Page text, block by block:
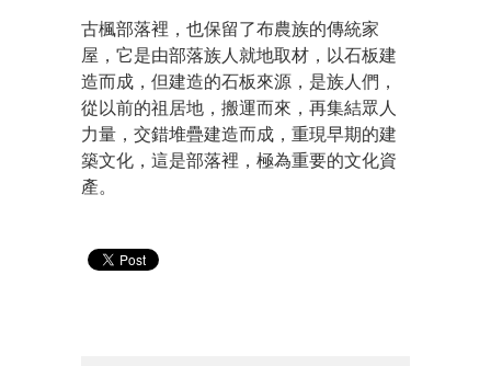
古楓部落裡，也保留了布農族的傳統家
屋，它是由部落族人就地取材，以石板建
造而成，但建造的石板來源，是族人們，
從以前的祖居地，搬運而來，再集結眾人
力量，交錯堆疊建造而成，重現早期的建
築文化，這是部落裡，極為重要的文化資
產。